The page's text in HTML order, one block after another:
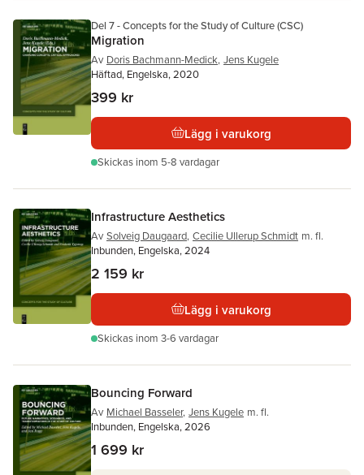
Del 7 - Concepts for the Study of Culture (CSC)
Migration
Av Doris Bachmann-Medick, Jens Kugele
Häftad, Engelska, 2020
399 kr
Lägg i varukorg
Skickas inom 5-8 vardagar
Infrastructure Aesthetics
Av Solveig Daugaard, Cecilie Ullerup Schmidt m. fl.
Inbunden, Engelska, 2024
2 159 kr
Lägg i varukorg
Skickas inom 3-6 vardagar
Bouncing Forward
Av Michael Basseler, Jens Kugele m. fl.
Inbunden, Engelska, 2026
1 699 kr